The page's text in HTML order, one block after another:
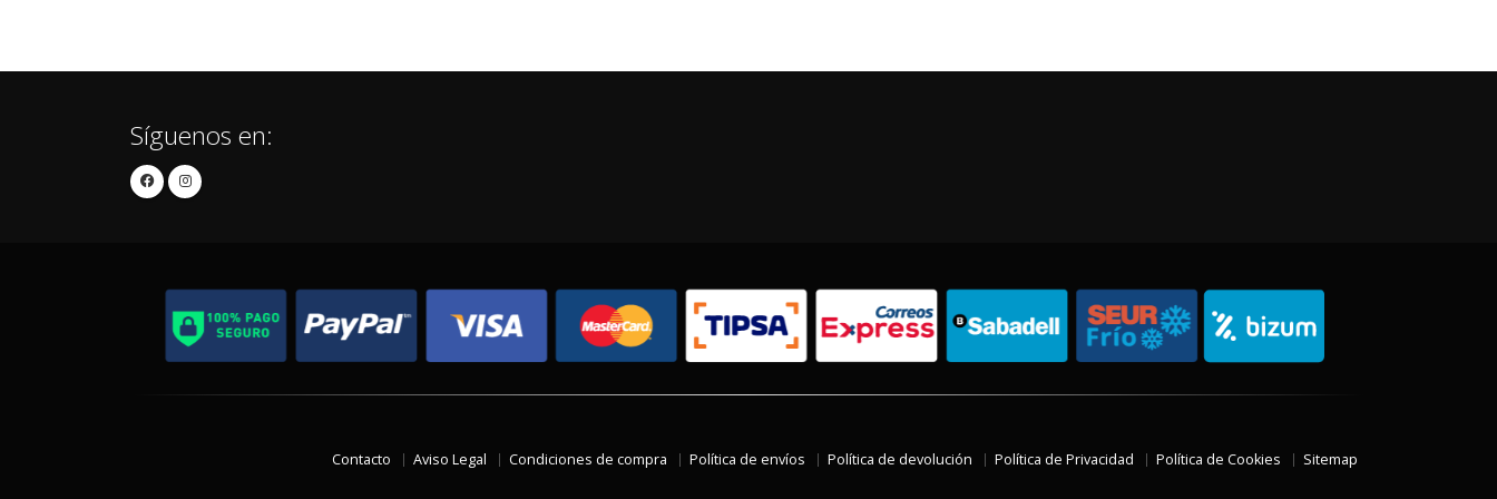
Síguenos en:
Contacto Aviso Legal Condiciones de compra Política de envíos Política de devolución Política de Privacidad Política de Cookies Sitemap